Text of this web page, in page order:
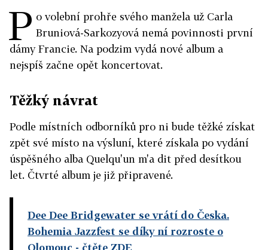
P o volební prohře svého manžela už Carla
Bruniová-Sarkozyová nemá povinnosti první
dámy Francie. Na podzim vydá nové album a
nejspíš začne opět koncertovat.
Těžký návrat
Podle místních odborníků pro ni bude těžké získat
zpět své místo na výsluní, které získala po vydání
úspěšného alba Quelqu'un m'a dit před desítkou
let. Čtvrté album je již připravené.
Dee Dee Bridgewater se vrátí do Česka.
Bohemia Jazzfest se díky ní rozroste o
Olomouc - čtěte ZDE